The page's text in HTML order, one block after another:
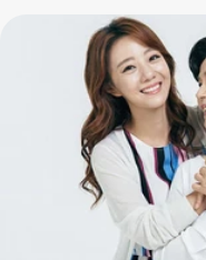
反應也沒用，網友看到紛
特摘此篇分享婆媳相處之